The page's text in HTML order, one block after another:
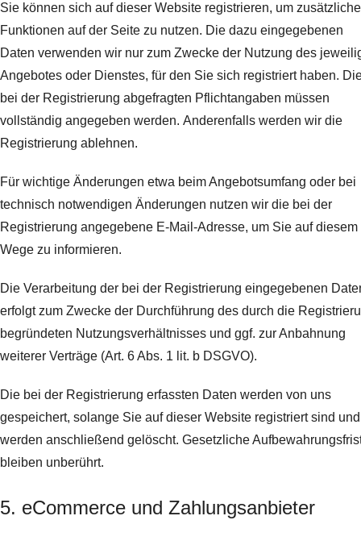
Sie können sich auf dieser Website registrieren, um zusätzliche
Funktionen auf der Seite zu nutzen. Die dazu eingegebenen
Daten verwenden wir nur zum Zwecke der Nutzung des
Angebotes oder Dienstes, für den Sie sich registriert haben.
bei der Registrierung abgefragten Pflichtangaben müssen
vollständig angegeben werden. Anderenfalls werden wir die
Registrierung ablehnen.
Für wichtige Änderungen etwa beim Angebotsumfang oder bei
technisch notwendigen Änderungen nutzen wir die bei der
Registrierung angegebene E-Mail-Adresse, um Sie auf diesem
Wege zu informieren.
Die Verarbeitung der bei der Registrierung eingegebenen
erfolgt zum Zwecke der Durchführung des durch die
begründeten Nutzungsverhältnisses und ggf. zur Anbahnung
weiterer Verträge (Art. 6 Abs. 1 lit. b DSGVO).
Die bei der Registrierung erfassten Daten werden von uns
gespeichert, solange Sie auf dieser Website registriert sind und
werden anschließend gelöscht. Gesetzliche
bleiben unberührt.
5. eCommerce und Zahlungs­anbieter